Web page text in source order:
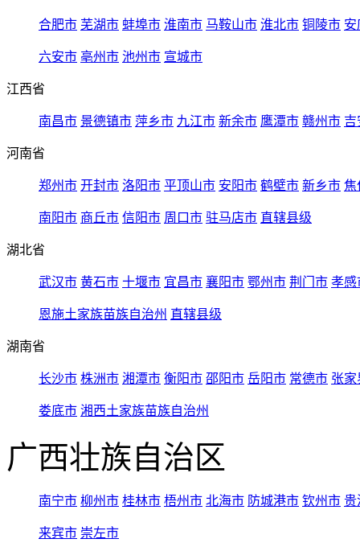
合肥市 芜湖市 蚌埠市 淮南市 马鞍山市 淮北市 铜陵市 安
六安市 亳州市 池州市 宣城市
江西省
南昌市 景德镇市 萍乡市 九江市 新余市 鹰潭市 赣州市 吉
河南省
郑州市 开封市 洛阳市 平顶山市 安阳市 鹤壁市 新乡市 焦
南阳市 商丘市 信阳市 周口市 驻马店市 直辖县级
湖北省
武汉市 黄石市 十堰市 宜昌市 襄阳市 鄂州市 荆门市 孝感
恩施土家族苗族自治州 直辖县级
湖南省
长沙市 株洲市 湘潭市 衡阳市 邵阳市 岳阳市 常德市 张家
娄底市 湘西土家族苗族自治州
广西壮族自治区
南宁市 柳州市 桂林市 梧州市 北海市 防城港市 钦州市 贵
来宾市 崇左市